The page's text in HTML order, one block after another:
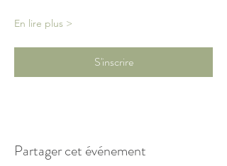
En lire plus >
S'inscrire
Partager cet événement